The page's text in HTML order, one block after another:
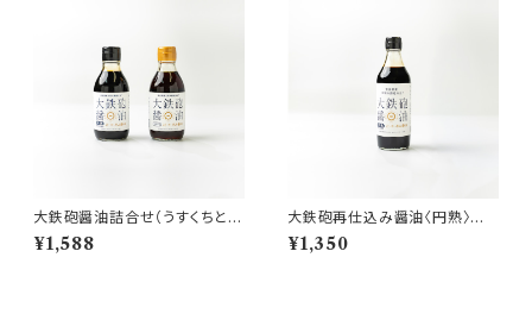
大鉄砲醤油詰合せ（うすくちと再
仕込み）各200㎖
¥1,588
大鉄砲再仕込み醤油〈円熟〉 3
60㎖
¥1,350